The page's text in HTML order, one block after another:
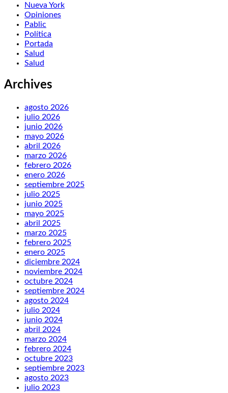
Nueva York
Opiniones
Pablic
Política
Portada
Salud
Salud
Archives
agosto 2026
julio 2026
junio 2026
mayo 2026
abril 2026
marzo 2026
febrero 2026
enero 2026
septiembre 2025
julio 2025
junio 2025
mayo 2025
abril 2025
marzo 2025
febrero 2025
enero 2025
diciembre 2024
noviembre 2024
octubre 2024
septiembre 2024
agosto 2024
julio 2024
junio 2024
abril 2024
marzo 2024
febrero 2024
octubre 2023
septiembre 2023
agosto 2023
julio 2023